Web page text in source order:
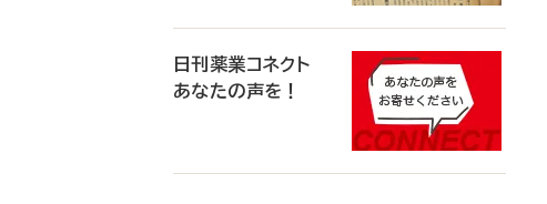
日刊薬業コネクト
あなたの声を！